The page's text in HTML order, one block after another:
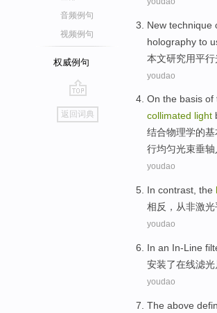
音频例句
视频例句
权威例句
go
top
返回词典
New technique
holography to
本文研究用平行
youdao
On the basis of
collimated light
结合物理学的基
行均匀光束垂轴
youdao
In contrast , the
相反 ， 从非激光
youdao
In an In-Line
安装了在线滤光
youdao
The above